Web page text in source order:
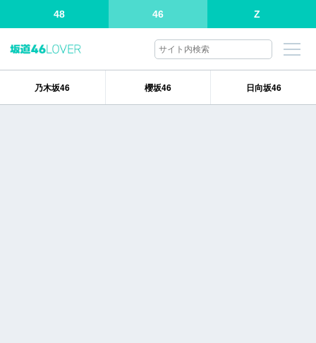
48 46 Z
乃木坂46 櫻坂46 日向坂46